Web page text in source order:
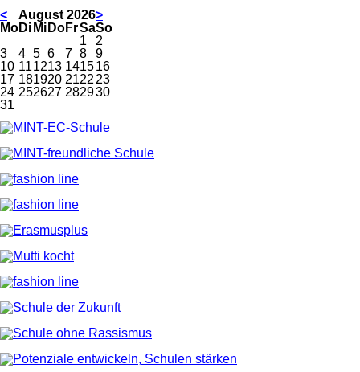
<
August 2026>
Montag
Dienstag
Mittwoch
Donnerstag
Freitag
Samstag
Sonntag
1
2
3
4 5 6 7 8
9
10 111213 141516
17 181920 2122 23
24 252627 282930
31